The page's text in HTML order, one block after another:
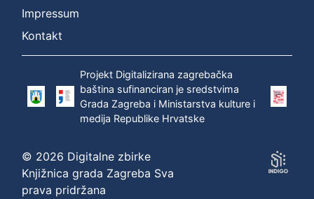
Impressum
Kontakt
Projekt Digitalizirana zagrebačka
baština sufinanciran je sredstvima
Grada Zagreba i Ministarstva kulture i
medija Republike Hrvatske
© 2026 Digitalne zbirke
Knjižnica grada Zagreba Sva
prava pridržana